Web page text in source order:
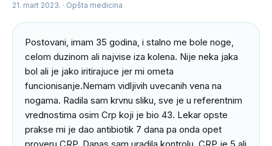
21. mart 2023. · Opšta medicina
Postovani, imam 35 godina, i stalno me bole noge,
celom duzinom ali najvise iza kolena. Nije neka jaka
bol ali je jako iritirajuce jer mi ometa
funcionisanje.Nemam vidljivih uvecanih vena na
nogama. Radila sam krvnu sliku, sve je u referentnim
vrednostima osim Crp koji je bio 43. Lekar opste
prakse mi je dao antibiotik 7 dana pa onda opet